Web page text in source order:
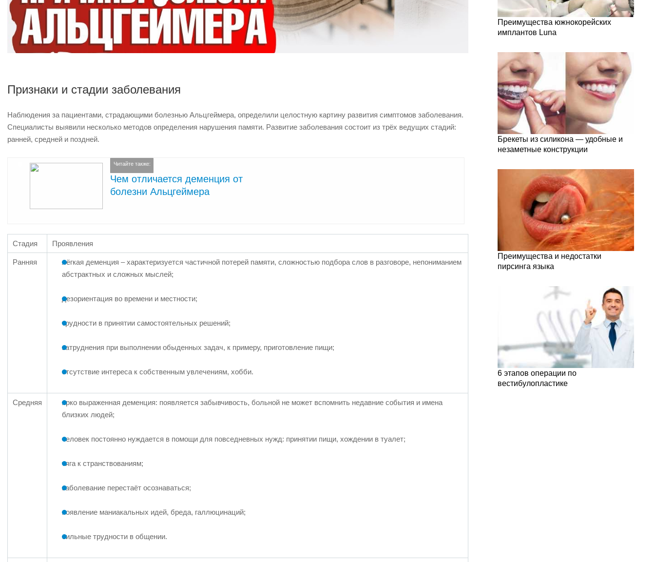
Признаки и стадии заболевания
Наблюдения за пациентами, страдающими болезнью Альцгеймера, определили целостную картину развития симптомов заболевания.
Специалисты выявили несколько методов определения нарушения памяти. Развитие заболевания состоит из трёх ведущих стадий:
ранней, средней и поздней.
Читайте также:
Чем отличается деменция от
болезни Альцгеймера
Стадия Проявления
Ранняя
лёгкая деменция – характеризуется частичной потерей памяти, сложностью подбора слов в разговоре, непониманием
абстрактных и сложных мыслей;
дезориентация во времени и местности;
трудности в принятии самостоятельных решений;
затруднения при выполнении обыденных задач, к примеру, приготовление пищи;
отсутствие интереса к собственным увлечениям, хобби.
Средняя
ярко выраженная деменция: появляется забывчивость, больной не может вспомнить недавние события и имена
близких людей;
человек постоянно нуждается в помощи для повседневных нужд: принятии пищи, хождении в туалет;
тяга к странствованиям;
заболевание перестаёт осознаваться;
появление маниакальных идей, бреда, галлюцинаций;
сильные трудности в общении.
Преимущества южнокорейских
имплантов Luna
Брекеты из силикона — удобные и
незаметные конструкции
Преимущества и недостатки
пирсинга языка
6 этапов операции по
вестибулопластике